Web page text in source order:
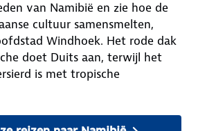
van Namibië en zie hoe de
cultuur samensmelten,
Windhoek. Het rode dak
doet Duits aan, terwijl het
is met tropische